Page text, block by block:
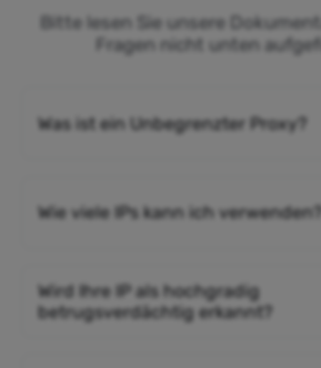
Bitte lesen Sie unsere
Fragen nicht unten
Was ist ein Unbegrenzter Proxy?
Wie viele IPs kann ich verwenden?
Wird Ihre IP als hochgradig
betrugsverdächtig erkannt?